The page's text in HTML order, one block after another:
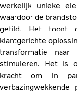
werkelijk unieke
waardoor de
getild. Het toont
klantgerichte
transformatie naar
stimuleren. Het is
kracht om in